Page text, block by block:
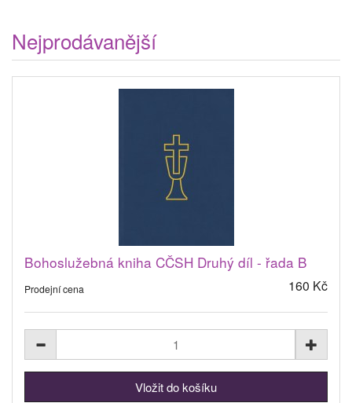
Nejprodávanější
Bohoslužebná kniha CČSH Druhý díl - řada B
Prodejní cena 160 Kč